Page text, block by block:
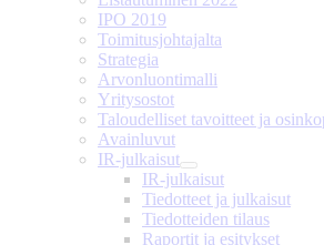
IPO 2019
Toimitusjohtajalta
Strategia
Arvonluontimalli
Yritysostot
Taloudelliset tavoitteet ja
Avainluvut
IR-julkaisut
IR-julkaisut
Tiedotteet ja julkaisut
Tiedotteiden tilaus
Raportit ja esitykset